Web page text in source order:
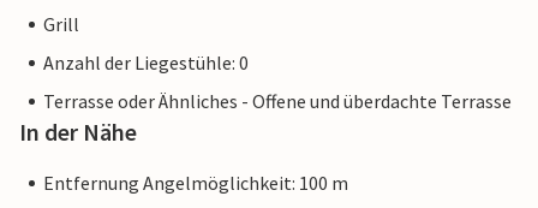
Grill
Anzahl der Liegestühle: 0
Terrasse oder Ähnliches - Offene und überdachte Terrasse
In der Nähe
Entfernung Angelmöglichkeit: 100 m